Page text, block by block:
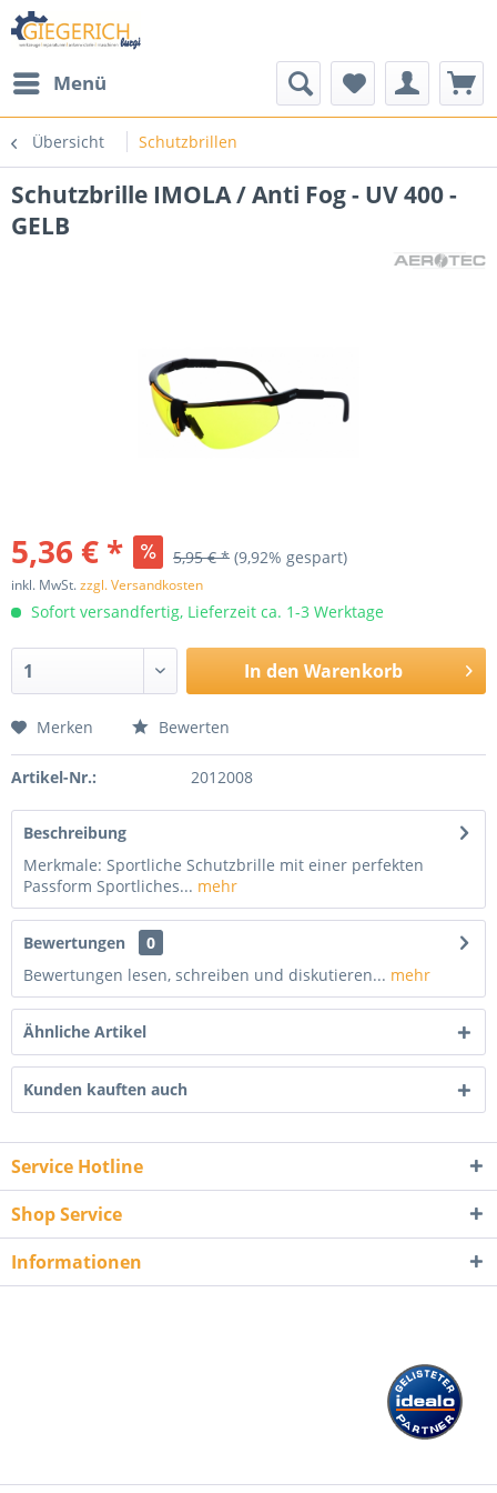
Menü
Übersicht Schutzbrillen
Schutzbrille IMOLA / Anti Fog - UV 400 -
GELB
5,36 € * 5,95 € * (9,92% gespart)
inkl. MwSt.zzgl. Versandkosten
Sofort versandfertig, Lieferzeit ca. 1-3 Werktage
In den Warenkorb
Merken Bewerten
Artikel-Nr.: 2012008
Beschreibung
Merkmale: Sportliche Schutzbrille mit einer perfekten
Passform Sportliches... mehr
Bewertungen
0
Bewertungen lesen, schreiben und diskutieren... mehr
Ähnliche Artikel
Kunden kauften auch
Service Hotline
Shop Service
Informationen